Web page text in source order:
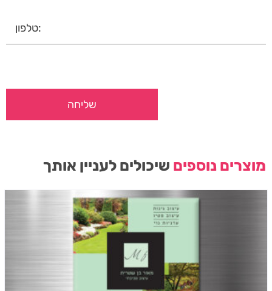
מוצרים נוספים שיכולים לעניין אותך